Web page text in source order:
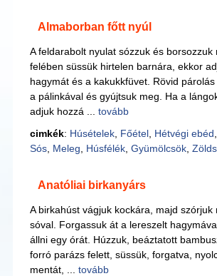
Almaborban főtt nyúl
A feldarabolt nyulat sózzuk és borsozzuk
felében süssük hirtelen barnára, ekkor
hagymát és a kakukkfüvet. Rövid
a pálinkával és gyújtsuk meg. Ha a
adjuk hozzá ... tovább
cimkék: Húsételek, Főétel, Hétvégi ebéd
Sós, Meleg Húsfélék, Gyümölcsök,
Anatóliai birkanyárs
A birkahúst vágjuk kockára, majd szórjuk
sóval. Forgassuk át a lereszelt
állni egy órát. Húzzuk, beáztatott
forró parázs felett, süssük, forgatva,
mentát, ... tovább